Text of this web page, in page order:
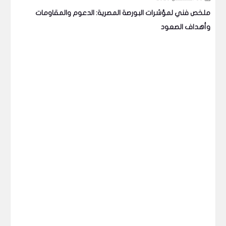
ملخص فني لمؤشرات البورصة المصرية: الدعوم والمقاومات
وأهداف الصعود